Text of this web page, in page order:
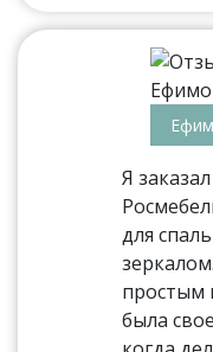
Я
для
простым
была